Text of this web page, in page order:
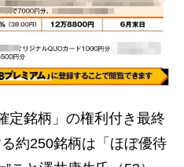
銘柄」の権利付き最終
約250銘柄は「ほぼ優待